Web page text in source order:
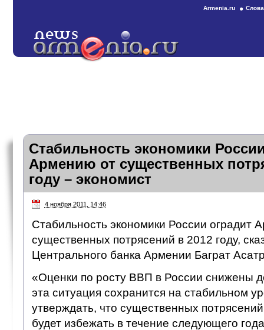
Armenia.ru
Стабильность экономики
Армению от существенных
году – экономист
4 ноября 2011, 14:46
Стабильность экономики России оградит
существенных потрясений в 2012 году,
Центрального банка Армении Баграт
«Оценки по росту ВВП в России снижены
эта ситуация сохранится на стабильном
утверждать, что существенных
будет избежать в течение следующего